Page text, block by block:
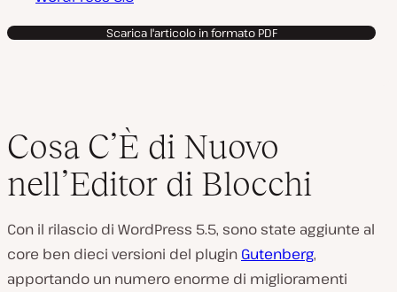
Scarica l'articolo in formato PDF
Cosa C’È di Nuovo
nell’Editor di Blocchi
Con il rilascio di WordPress 5.5, sono state aggiunte al
core ben dieci versioni del plugin Gutenberg,
apportando un numero enorme di miglioramenti